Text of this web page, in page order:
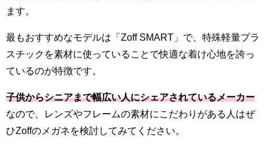
ます。
最もおすすめなモデルは「Zoff SMART」で、特殊軽量プラ
スチックを素材に使っていることで快適な着け心地を誇っ
ているのが特徴です。
子供からシニアまで幅広い人にシェアされているメーカー
なので、レンズやフレームの素材にこだわりがある人はぜ
ひZoffのメガネを検討してみてください。